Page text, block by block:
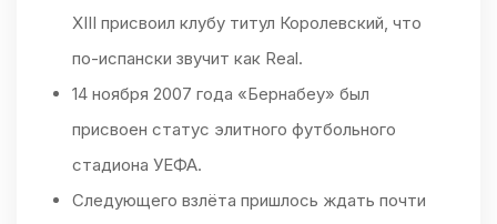
XIII присвоил клубу титул Королевский, что
по-испански звучит как Real.
14 ноября 2007 года «Бернабеу» был
присвоен статус элитного футбольного
стадиона УЕФА.
Следующего взлёта пришлось ждать почти